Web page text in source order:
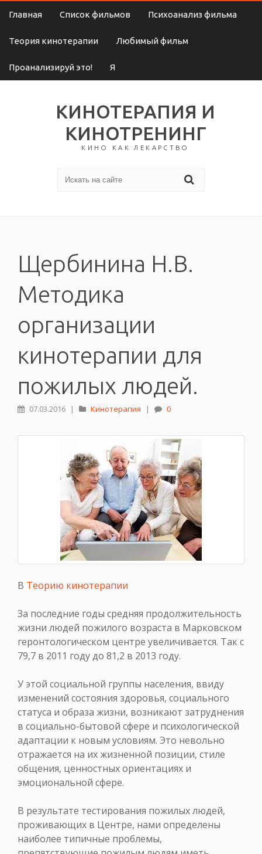
Главная Список фильмов Психоанализ фильма
Теория кинотерапии Любимый фильм
Проанализируй это! Я
КИНОТЕРАПИЯ И
КИНОТРЕНИНГ
КИНО КАК ЛЕКАРСТВО
Щербинина Н.В.
Методика
организации
кинотерапии для
пожилых людей.
07.03.2016 | Кинотерапия | 0
В Теорию кинотерапии
За последние годы средняя продолжительность
жизни людей пожилого возраста в Марковском
геронтологическом центре увеличивается. Так с
79,7 в 2011 году до 81,2 в 2013 году.
У этой социальной группы населения, ввиду
изменений состояния здоровья, социального
статуса и образа жизни, возникают затруднения
в социально-бытовой сфере и психологической
адаптации к новым условиям. Это невольно
отражается на их жизненной позиции, стиле
общения, ценностных ориентациях и
эмоциональной сфере.
В результате тестирования пожилых людей,
проживающих в Центре, нами определены
наиболее типичные проблемы,